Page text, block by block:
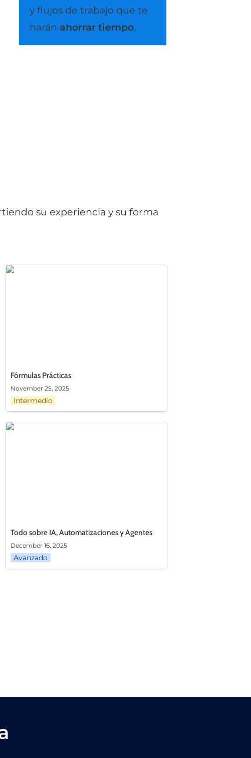
y flujos de trabajo que te
harán ahorrar tiempo.
su experiencia y su forma
Fórmulas Prácticas
Fórmulas Prácticas
November 25, 2025
Intermedio
Todo sobre IA, Automatizaciones y
Todo sobre IA, Automatizaciones y Agentes
December 16, 2025
Avanzado